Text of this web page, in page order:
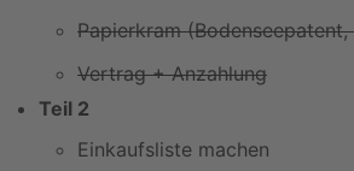
Papierkram (Bodenseepatent,
Vertrag + Anzahlung
Teil 2
Einkaufsliste machen